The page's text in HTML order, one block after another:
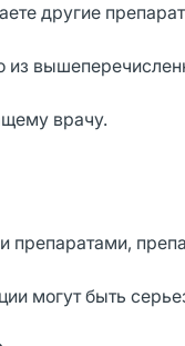
другие
из
врачу.
препаратами,
могут быть